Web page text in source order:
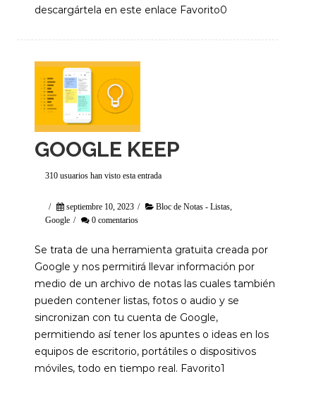
descargártela en este enlace Favorito0
GOOGLE KEEP
310 usuarios han visto esta entrada
/ septiembre 10, 2023 / Bloc de Notas - Listas
Google / 0 comentarios
Se trata de una herramienta gratuita creada por
Google y nos permitirá llevar información por
medio de un archivo de notas las cuales también
pueden contener listas, fotos o audio y se
sincronizan con tu cuenta de Google,
permitiendo así tener los apuntes o ideas en los
equipos de escritorio, portátiles o dispositivos
móviles, todo en tiempo real. Favorito1